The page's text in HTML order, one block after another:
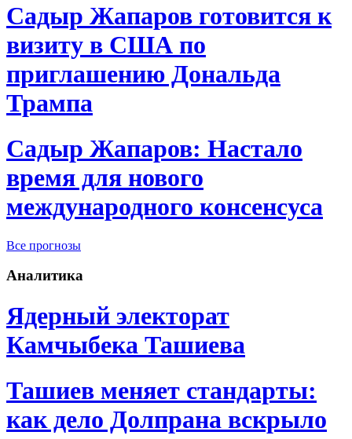
Садыр Жапаров готовится к
визиту в США по
приглашению Дональда
Трампа
Садыр Жапаров: Настало
время для нового
международного консенсуса
Все прогнозы
Аналитика
Ядерный электорат
Камчыбека Ташиева
Ташиев меняет стандарты:
как дело Долпрана вскрыло